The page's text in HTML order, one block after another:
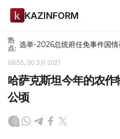
KAZINFORM
热
点: 选举-2026总统府任免事件国
09:55, 30 3月 2021
哈萨克斯坦今年的农
公顷